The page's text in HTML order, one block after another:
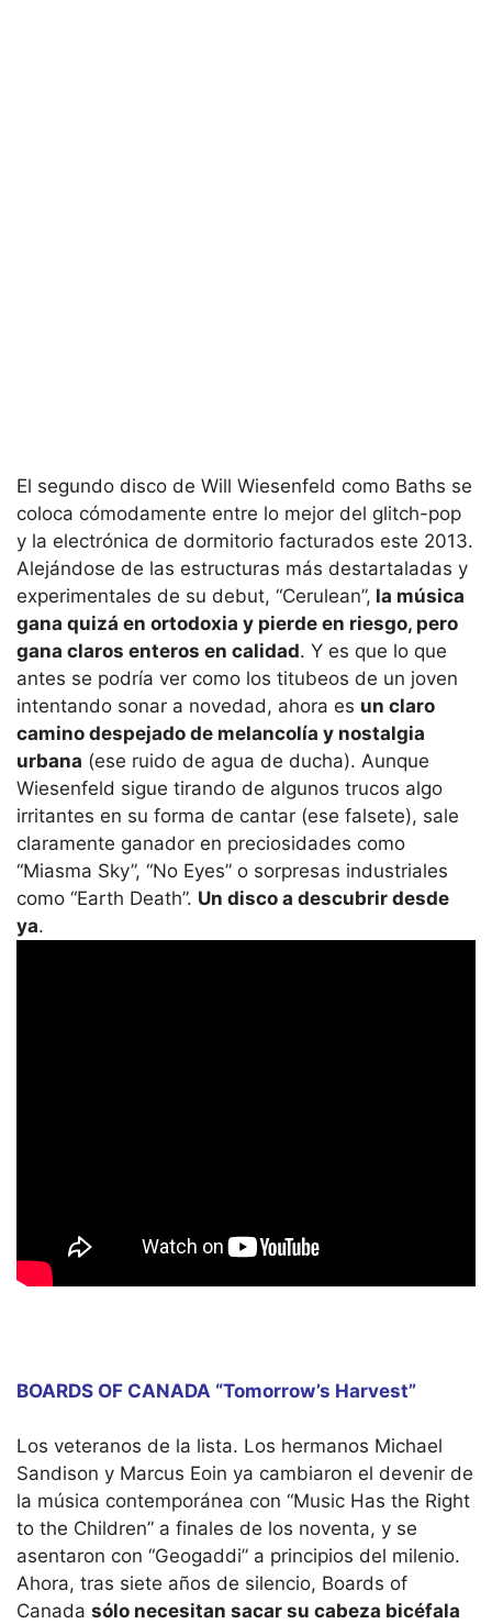
El segundo disco de Will Wiesenfeld como Baths se
coloca cómodamente entre lo mejor del glitch-pop
y la electrónica de dormitorio facturados este 2013.
Alejándose de las estructuras más destartaladas y
experimentales de su debut, “Cerulean”, la música
gana quizá en ortodoxia y pierde en riesgo, pero
gana claros enteros en calidad. Y es que lo que
antes se podría ver como los titubeos de un joven
intentando sonar a novedad, ahora es un claro
camino despejado de melancolía y nostalgia
urbana (ese ruido de agua de ducha). Aunque
Wiesenfeld sigue tirando de algunos trucos algo
irritantes en su forma de cantar (ese falsete), sale
claramente ganador en preciosidades como
“Miasma Sky”, “No Eyes” o sorpresas industriales
como “Earth Death”. Un disco a descubrir desde
ya.
BOARDS OF CANADA “Tomorrow’s Harvest”
Los veteranos de la lista. Los hermanos Michael
Sandison y Marcus Eoin ya cambiaron el devenir de
la música contemporánea con “Music Has the Right
to the Children” a finales de los noventa, y se
asentaron con “Geogaddi” a principios del milenio.
Ahora, tras siete años de silencio, Boards of
Canada sólo necesitan sacar su cabeza bicéfala